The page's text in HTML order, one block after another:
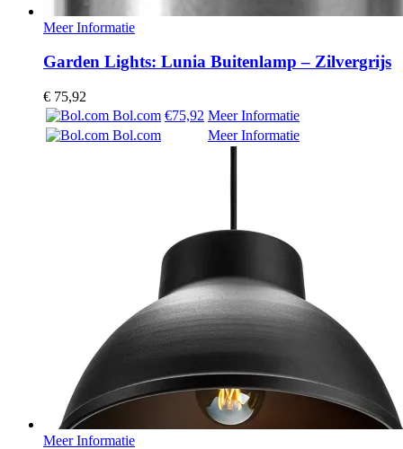
Meer Informatie
Garden Lights: Lunia Buitenlamp – Zilvergrijs
€ 75,92
Bol.com €75,92 Meer Informatie
Bol.com
Meer Informatie
Meer Informatie